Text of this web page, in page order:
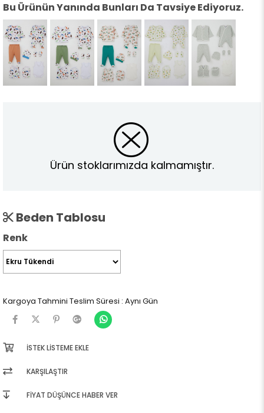
Bu Ürünün Yanında Bunları Da Tavsiye Ediyoruz.
Ürün stoklarımızda kalmamıştır.
Beden Tablosu
Renk
Kargoya Tahmini Teslim Süresi : Aynı Gün
İSTEK LISTEME EKLE
KARŞILAŞTIR
FIYAT DÜŞÜNCE HABER VER